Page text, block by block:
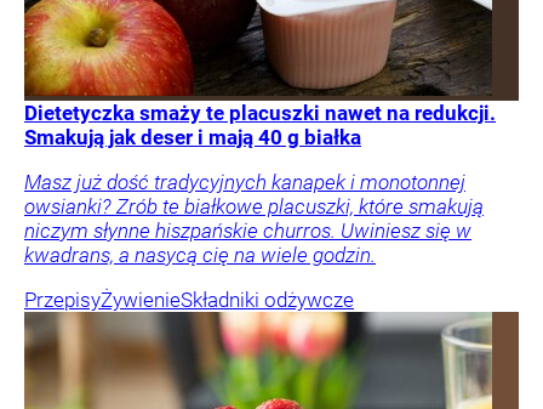
Dietetyczka smaży te placuszki nawet na redukcji.
Smakują jak deser i mają 40 g białka
Masz już dość tradycyjnych kanapek i monotonnej
owsianki? Zrób te białkowe placuszki, które smakują
niczym słynne hiszpańskie churros. Uwiniesz się w
kwadrans, a nasycą cię na wiele godzin.
PrzepisyŻywienieSkładniki odżywcze